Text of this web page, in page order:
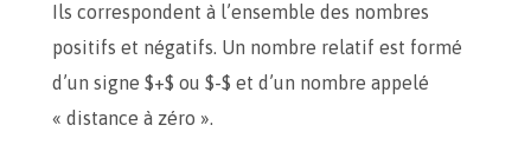
Ils correspondent à l’ensemble des nombres
positifs et négatifs. Un nombre relatif est formé
d’un signe $+$ ou $-$ et d’un nombre appelé
« distance à zéro ».